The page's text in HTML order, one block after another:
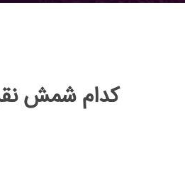
کدام شمش